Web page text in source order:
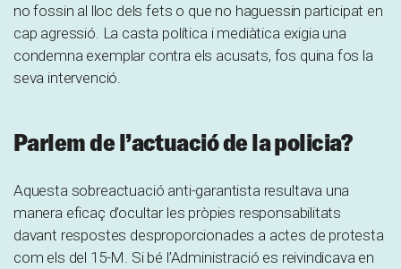
no fossin al lloc dels fets o que no haguessin participat en
cap agressió. La casta política i mediàtica exigia una
condemna exemplar contra els acusats, fos quina fos la
seva intervenció.
Parlem de l’actuació de la policia?
Aquesta sobreactuació anti-garantista resultava una
manera eficaç d’ocultar les pròpies responsabilitats
davant respostes desproporcionades a actes de protesta
com els del 15-M. Si bé l’Administració es reivindicava en